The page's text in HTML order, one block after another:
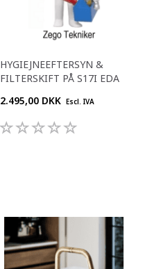
HYGIEJNEEFTERSYN &
FILTERSKIFT PÅ S17I EDA
2.495,00 DKK Escl. IVA